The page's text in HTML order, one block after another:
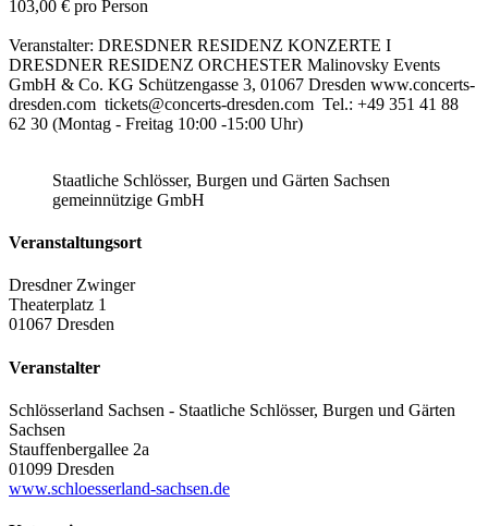
103,00 € pro Person
Veranstalter: DRESDNER RESIDENZ KONZERTE I
DRESDNER RESIDENZ ORCHESTER Malinovsky Events
GmbH & Co. KG Schützengasse 3, 01067 Dresden www.concerts-
dresden.com tickets@concerts-dresden.com Tel.: +49 351 41 88
62 30 (Montag - Freitag 10:00 -15:00 Uhr)
Staatliche Schlösser, Burgen und Gärten Sachsen
gemeinnützige GmbH
Veranstaltungsort
Dresdner Zwinger
Theaterplatz 1
01067 Dresden
Veranstalter
Schlösserland Sachsen - Staatliche Schlösser, Burgen und Gärten
Sachsen
Stauffenbergallee 2a
01099 Dresden
www.schloesserland-sachsen.de